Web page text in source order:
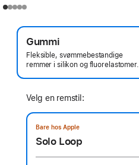
Gummi
Fleksible, svømmebestandige
remmer i silikon og fluorelastomer.
Velg en remstil:
Bare hos Apple
Solo Loop